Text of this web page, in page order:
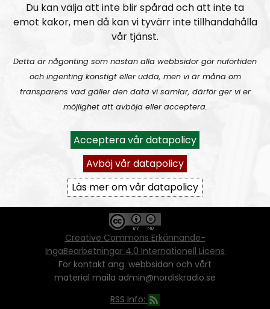
Ansvarig utgivare:Vera Oredsson
Vårdatapolicy
Du får kopiera och sprida vårt material
oförändrat, men uppge oss som källa.
Om ni vill sprida ett urklipp ni själva skapat
går även det bra, så länge det inte görs med
ett vinstdrivande syfte - då behöver ni
skriftlig tillåtelse från oss.
Creative Commons Erkännande-
IngaBearbetningar 4.0 Internationell Licens
För kontakt ang. webbsidan och vårt
material maila admin@nordiskradio.se
RSS Info:
Du kan välja att inte blir spårad och att inte ta
emot kakor, men då kan vi tyvärr inte tillhandahålla
vår tjänst.
Detta är någonting som nästan alla webbsidor gör nuförtiden
och ingenting konstigt eller udda, men vi är måna om
transparens vad gäller den data vi samlar, därför ger vi er
möjlighet att avböja eller acceptera.
Acceptera vår datapolicy
Avböj vår datapolicy
Läs mer om vår datapolicy